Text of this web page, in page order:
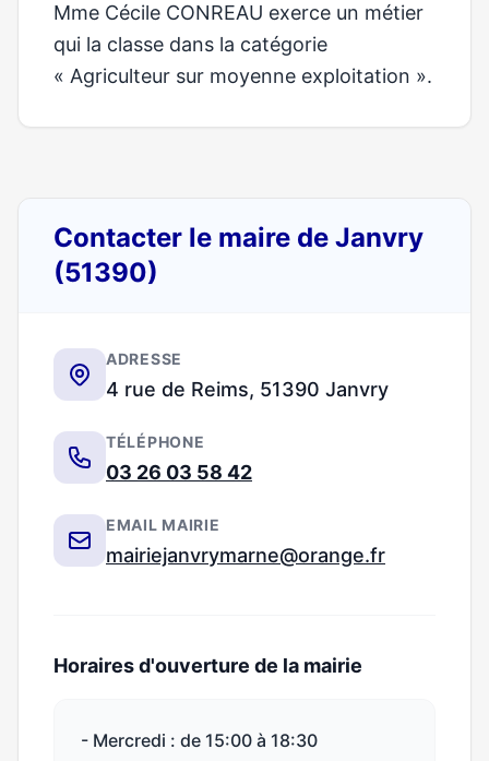
Mme Cécile CONREAU exerce un métier
qui la classe dans la catégorie
« Agriculteur sur moyenne exploitation ».
Contacter le maire de Janvry
(51390)
ADRESSE
4 rue de Reims, 51390 Janvry
TÉLÉPHONE
03 26 03 58 42
EMAIL MAIRIE
mairiejanvrymarne@orange.fr
Horaires d'ouverture de la mairie
- Mercredi : de 15:00 à 18:30